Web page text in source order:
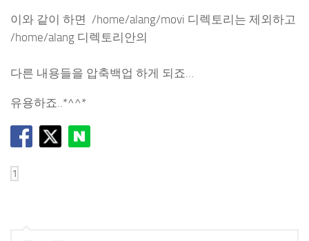
이와 같이 하면 /home/alang/movi 디렉토리는 제외하고
/home/alang 디렉토리안의
다른 내용들을 압축백업 하게 되죠…
유용하죠..*^^*